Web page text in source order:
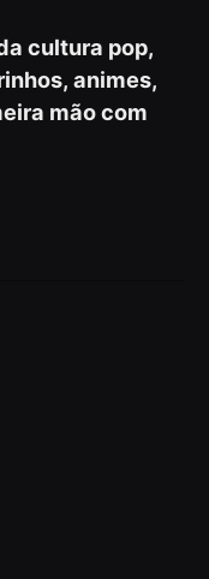
cultura pop,
animes,
mão com